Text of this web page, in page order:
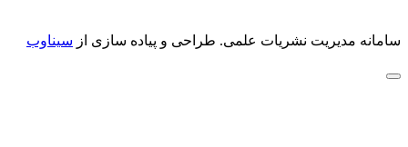
سامانه مدیریت نشریات علمی. طراحی و پیاده سازی از سیناوب